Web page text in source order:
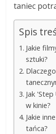
taniec
Spis
Jakie
sztuki?
Jak
w kinie?
Jakie
tańca?